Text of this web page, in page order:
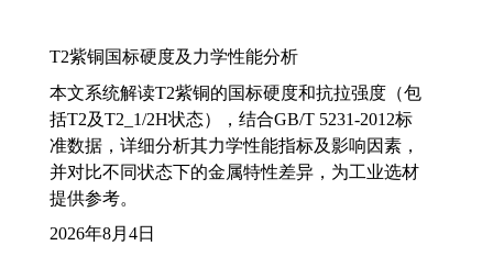
T2紫铜国标硬度及力学性能分析
本文系统解读T2紫铜的国标硬度和抗拉强度（包
括T2及T2_1/2H状态），结合GB/T 5231-2012标
准数据，详细分析其力学性能指标及影响因素，
并对比不同状态下的金属特性差异，为工业选材
提供参考。
2026年8月4日